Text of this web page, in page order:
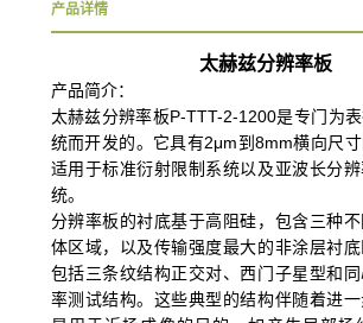
产品详情
太赫兹分辨率板
产品简介：
太赫兹分辨率板P-TTT-2-1200是专门为
统而开发的。它具有2μm到8mm横向尺寸
适用于标准衍射限制系统以及亚波长分
统。
分辨率板的衬底基于高阻硅，包含三种
体区域，以及传输强度最大的非涂层衬
包括三条纹结构正交对、西门子星型和
率测试结构。这些典型的结构伴随着进一